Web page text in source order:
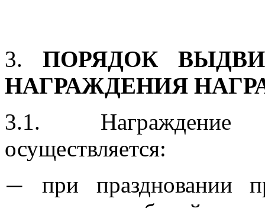
3. ПОРЯДОК
НАГРАЖДЕНИЯ
3.1. Награждение
осуществляется:
—
при праздновании